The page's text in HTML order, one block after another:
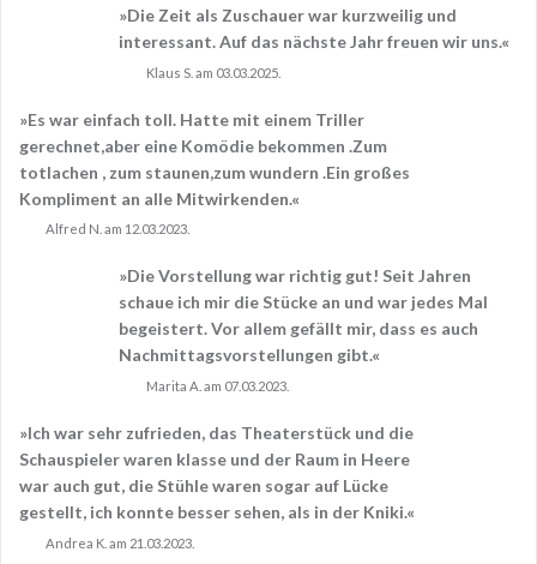
»Die Zeit als Zuschauer war kurzweilig und
interessant. Auf das nächste Jahr freuen wir uns.«
Klaus S. am 03.03.2025.
»Es war einfach toll. Hatte mit einem Triller
gerechnet,aber eine Komödie bekommen .Zum
totlachen , zum staunen,zum wundern .Ein großes
Kompliment an alle Mitwirkenden.«
Alfred N. am 12.03.2023.
»Die Vorstellung war richtig gut! Seit Jahren
schaue ich mir die Stücke an und war jedes Mal
begeistert. Vor allem gefällt mir, dass es auch
Nachmittagsvorstellungen gibt.«
Marita A. am 07.03.2023.
»Ich war sehr zufrieden, das Theaterstück und die
Schauspieler waren klasse und der Raum in Heere
war auch gut, die Stühle waren sogar auf Lücke
gestellt, ich konnte besser sehen, als in der Kniki.«
Andrea K. am 21.03.2023.